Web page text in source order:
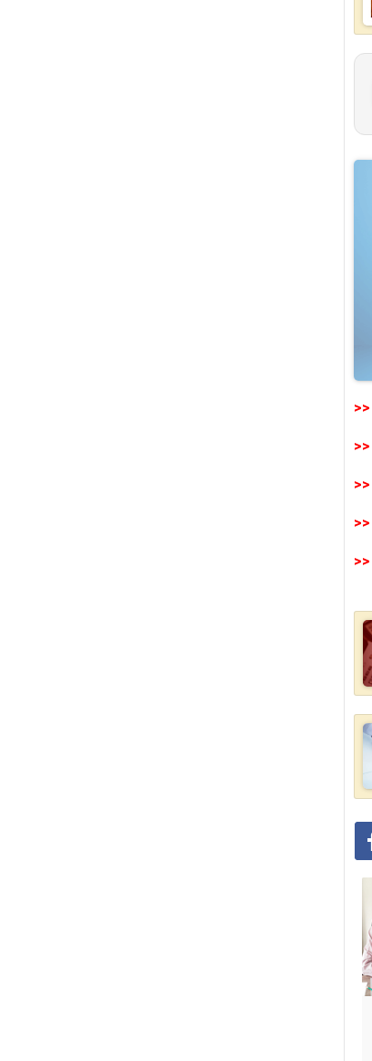
>>
>>
>>
>>
>>